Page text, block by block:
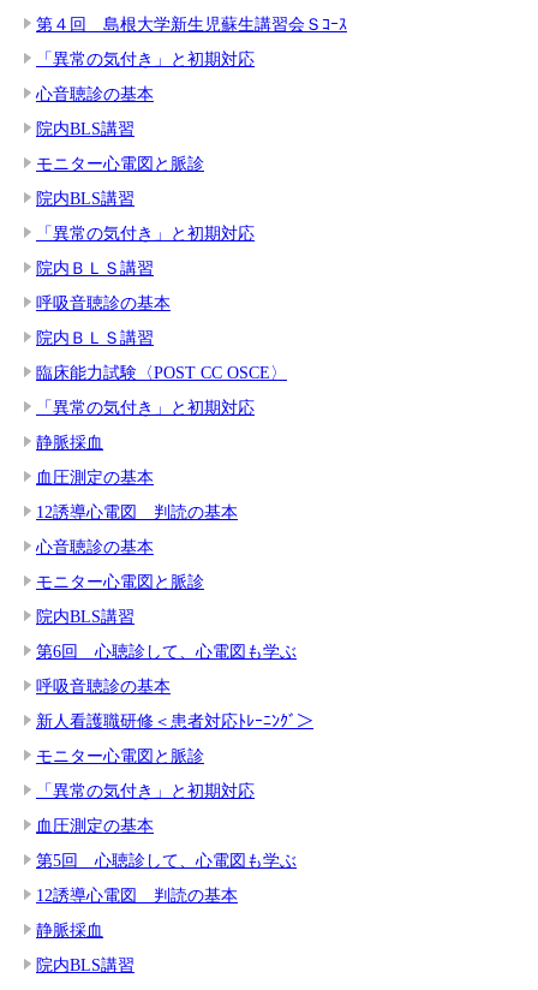
第４回 島根大学新生児蘇生講習会Ｓｺｰｽ
「異常の気付き」と初期対応
心音聴診の基本
院内BLS講習
モニター心電図と脈診
院内BLS講習
「異常の気付き」と初期対応
院内ＢＬＳ講習
呼吸音聴診の基本
院内ＢＬＳ講習
臨床能力試験〈POST CC OSCE〉
「異常の気付き」と初期対応
静脈採血
血圧測定の基本
12誘導心電図 判読の基本
心音聴診の基本
モニター心電図と脈診
院内BLS講習
第6回 心聴診して、心電図も学ぶ
呼吸音聴診の基本
新人看護職研修＜患者対応ﾄﾚｰﾆﾝｸﾞ＞
モニター心電図と脈診
「異常の気付き」と初期対応
血圧測定の基本
第5回 心聴診して、心電図も学ぶ
12誘導心電図 判読の基本
静脈採血
院内BLS講習